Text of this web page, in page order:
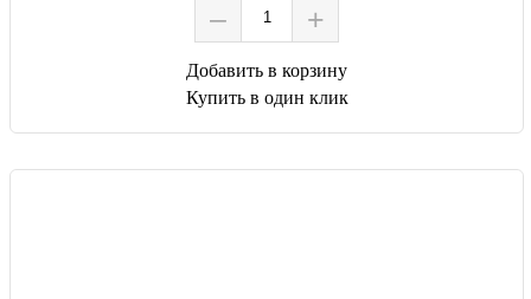
– +
Добавить в корзину
Купить в один клик